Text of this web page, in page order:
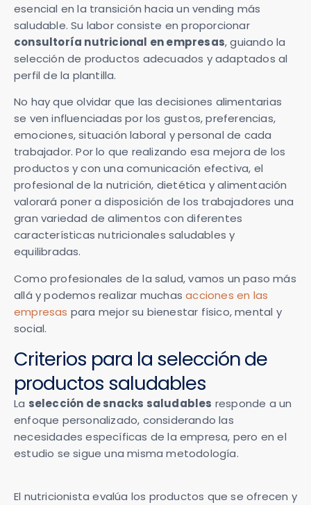
esencial en la transición hacia un vending más
saludable. Su labor consiste en proporcionar
consultoría nutricional en empresas, guiando la
selección de productos adecuados y adaptados al
perfil de la plantilla.
No hay que olvidar que las decisiones alimentarias
se ven influenciadas por los gustos, preferencias,
emociones, situación laboral y personal de cada
trabajador. Por lo que realizando esa mejora de los
productos y con una comunicación efectiva, el
profesional de la nutrición, dietética y alimentación
valorará poner a disposición de los trabajadores una
gran variedad de alimentos con diferentes
características nutricionales saludables y
equilibradas.
Como profesionales de la salud, vamos un paso más
allá y podemos realizar muchas acciones en las
empresas para mejor su bienestar físico, mental y
social.
Criterios para la selección de
productos saludables
La selección de snacks saludables responde a un
enfoque personalizado, considerando las
necesidades específicas de la empresa, pero en el
estudio se sigue una misma metodología.
El nutricionista evalúa los productos que se ofrecen y